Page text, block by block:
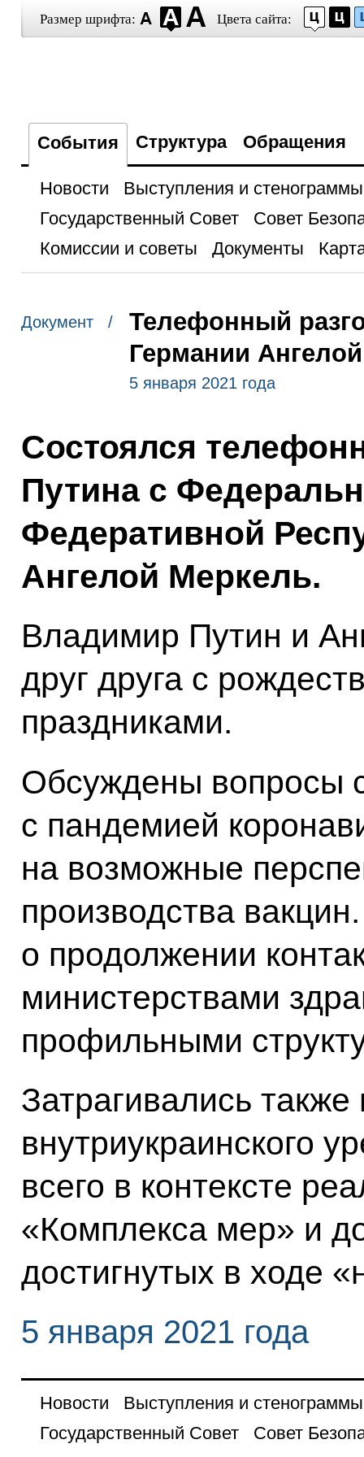
Размер шрифта: Цвета сайта:
События Структура Обращения
Новости
Выступления и стенограммы
Государственный Совет
Совет
Комиссии и советы
Документы
Документ /
Телефонный
Германии
5 января 2021 года
Состоялся
Путина с
Федеративной
Ангелой Меркель.
Владимир Путин и
друг друга с
праздниками.
Обсуждены вопросы
с пандемией
на возможные
производства
о продолжении
министерствами
профильными
Затрагивались
внутриукраинского
всего в контексте
«Комплекса мер» и
достигнутых в ходе
5 января 2021 года
Новости
Выступления и стенограммы
Государственный Совет
Совет